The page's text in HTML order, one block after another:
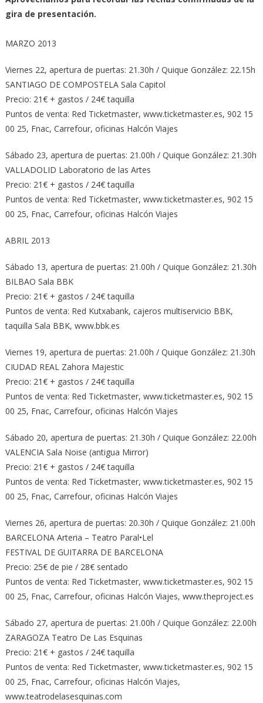
gira de presentación.
MARZO 2013
Viernes 22, apertura de puertas: 21.30h / Quique González: 22.15h
SANTIAGO DE COMPOSTELA Sala Capitol
Precio: 21€ + gastos / 24€ taquilla
Puntos de venta: Red Ticketmaster, www.ticketmaster.es, 902 15
00 25, Fnac, Carrefour, oficinas Halcón Viajes
Sábado 23, apertura de puertas: 21.00h / Quique González: 21.30h
VALLADOLID Laboratorio de las Artes
Precio: 21€ + gastos / 24€ taquilla
Puntos de venta: Red Ticketmaster, www.ticketmaster.es, 902 15
00 25, Fnac, Carrefour, oficinas Halcón Viajes
ABRIL 2013
Sábado 13, apertura de puertas: 21.00h / Quique González: 21.30h
BILBAO Sala BBK
Precio: 21€ + gastos / 24€ taquilla
Puntos de venta: Red Kutxabank, cajeros multiservicio BBK,
taquilla Sala BBK, www.bbk.es
Viernes 19, apertura de puertas: 21.00h / Quique González: 21.30h
CIUDAD REAL Zahora Majestic
Precio: 21€ + gastos / 24€ taquilla
Puntos de venta: Red Ticketmaster, www.ticketmaster.es, 902 15
00 25, Fnac, Carrefour, oficinas Halcón Viajes
Sábado 20, apertura de puertas: 21.30h / Quique González: 22.00h
VALENCIA Sala Noise (antigua Mirror)
Precio: 21€ + gastos / 24€ taquilla
Puntos de venta: Red Ticketmaster, www.ticketmaster.es, 902 15
00 25, Fnac, Carrefour, oficinas Halcón Viajes
Viernes 26, apertura de puertas: 20.30h / Quique González: 21.00h
BARCELONA Arteria – Teatro Paral•Lel
FESTIVAL DE GUITARRA DE BARCELONA
Precio: 25€ de pie / 28€ sentado
Puntos de venta: Red Ticketmaster, www.ticketmaster.es, 902 15
00 25, Fnac, Carrefour, oficinas Halcón Viajes, www.theproject.es
Sábado 27, apertura de puertas: 21.00h / Quique González: 22.00h
ZARAGOZA Teatro De Las Esquinas
Precio: 21€ + gastos / 24€ taquilla
Puntos de venta: Red Ticketmaster, www.ticketmaster.es, 902 15
00 25, Fnac, Carrefour, oficinas Halcón Viajes,
www.teatrodelasesquinas.com